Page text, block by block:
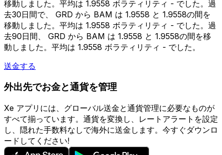
移動しました。平均は 1.9558 ボラティリティ - でした。過
去30日間で、 GRD から BAM は 1.9558 と 1.9558の間を
移動しました。平均は 1.9558 ボラティリティ - でした。過
去90日間、 GRD から BAM は 1.9558 と 1.9558の間を移
動しました。平均は 1.9558 ボラティリティ - でした。
送金する
外出先でお金と通貨を管理
Xe アプリには、グローバル送金と通貨管理に必要なものが
すべて揃っています。通貨を変換し、レートアラートを設定
し、隠れた手数料なしで海外に送金します。今すぐダウンロ
ードしてください!